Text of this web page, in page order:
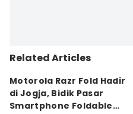
Related Articles
Motorola Razr Fold Hadir
di Jogja, Bidik Pasar
Smartphone Foldable